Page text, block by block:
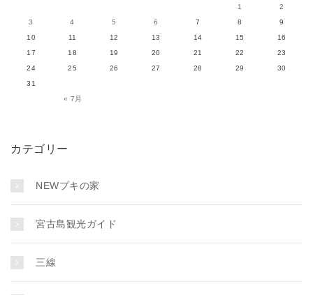
« 7月
1
2
3
4 5 6 7 8
9
10
11 12 13 14 15
16
17
18 19 20 21 22
23
24
25 26 27 28 29
30
31
カテゴリー
NEWプキの家
宮古島観光ガイド
三線